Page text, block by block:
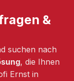
&
suchen nach
, die Ihnen
Ernst in